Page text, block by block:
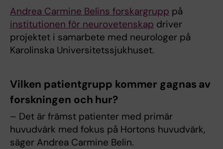
Andrea Carmine Belins forskargrupp på
institutionen för neurovetenskap driver
projektet i samarbete med neurologer på
Karolinska Universitetssjukhuset.
Vilken patientgrupp kommer gagnas av
forskningen och hur?
– Det är främst patienter med primär
huvudvärk med fokus på Hortons huvudvärk,
säger Andrea Carmine Belin.